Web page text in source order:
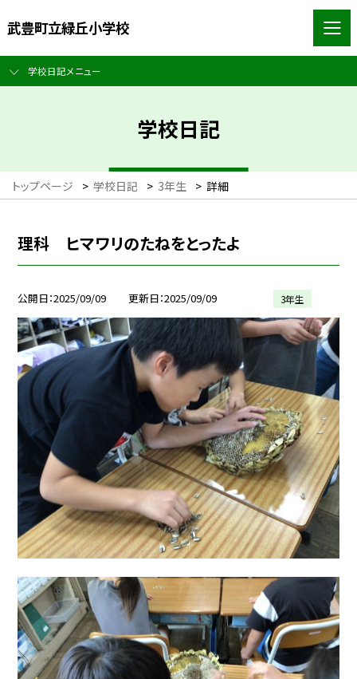
武豊町立緑丘小学校
学校日記メニュー
学校日記
トップページ > 学校日記 > 3年生 > 詳細
理科 ヒマワリのたねをとったよ
公開日 2025/09/09 更新日 2025/09/09 3年生